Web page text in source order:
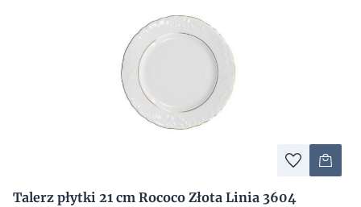
Talerz płytki 21 cm Rococo Złota Linia 3604